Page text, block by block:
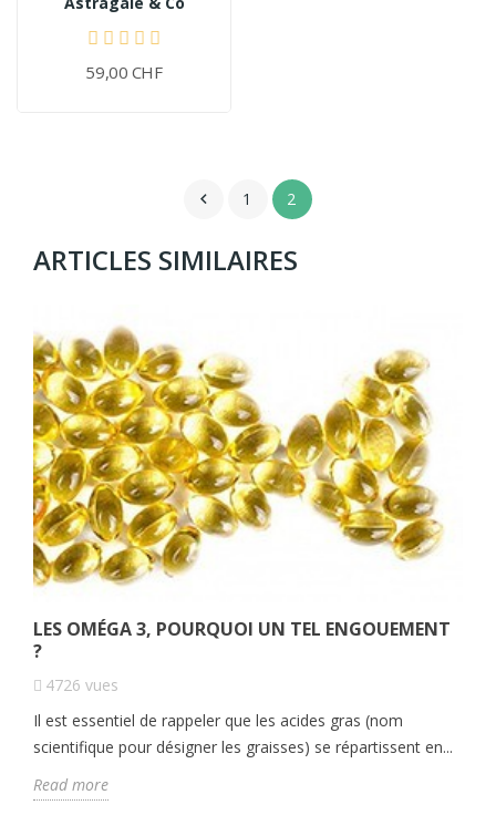
59,00 CHF
 1 2
ARTICLES SIMILAIRES
LES OMÉGA 3, POURQUOI UN TEL ENGOUEMENT
?
4726 vues
Il est essentiel de rappeler que les acides gras (nom
scientifique pour désigner les graisses) se répartissent en...
Read more